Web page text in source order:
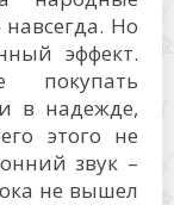
Но
эффект.
покупать
в надежде,
этого не
звук –
не вышел